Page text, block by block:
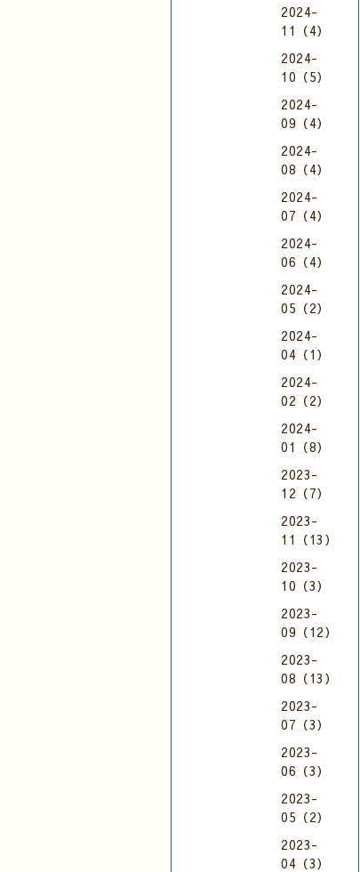
2024-
11（4）
2024-
10（5）
2024-
09（4）
2024-
08（4）
2024-
07（4）
2024-
06（4）
2024-
05（2）
2024-
04（1）
2024-
02（2）
2024-
01（8）
2023-
12（7）
2023-
11（13）
2023-
10（3）
2023-
09（12）
2023-
08（13）
2023-
07（3）
2023-
06（3）
2023-
05（2）
2023-
04（3）